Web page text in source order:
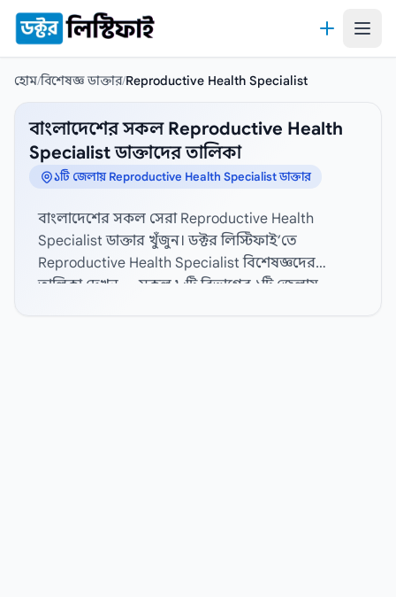
কন্টেন্টে যান
হোম/বিশেষজ্ঞ ডাক্তার/Reproductive Health Specialist
বাংলাদেশের সকল Reproductive Health
Specialist ডাক্তাদের তালিকা
১টি জেলায় Reproductive Health Specialist ডাক্তার
বাংলাদেশের সকল সেরা Reproductive Health
Specialist ডাক্তার খুঁজুন। ডক্টর লিস্টিফাই’তে
Reproductive Health Specialist বিশেষজ্ঞদের
তালিকা দেখুন — সকল ৮টি বিভাগের ১টি জেলায়